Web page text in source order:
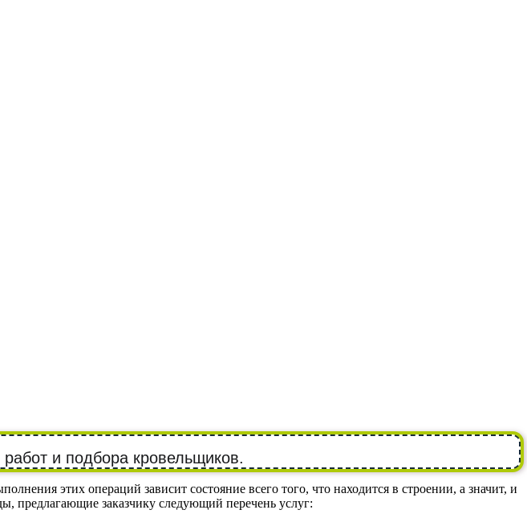
и подбора кровельщиков.
этих операций зависит состояние всего того, что находится в строении, а значит, и
предлагающие заказчику следующий перечень услуг: